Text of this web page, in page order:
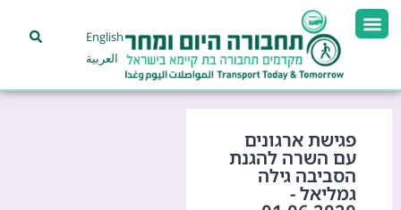
English
العربية
פגישת ארגונים
עם השרה להגנת
הסביבה גילה
גמליאל -